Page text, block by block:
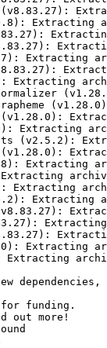
Extracting
Extracting
Extracting
(v2.5.2):
Extracting
Extracting
Extracting
Extracting
Extracting
Extracting
for funding.
out more!